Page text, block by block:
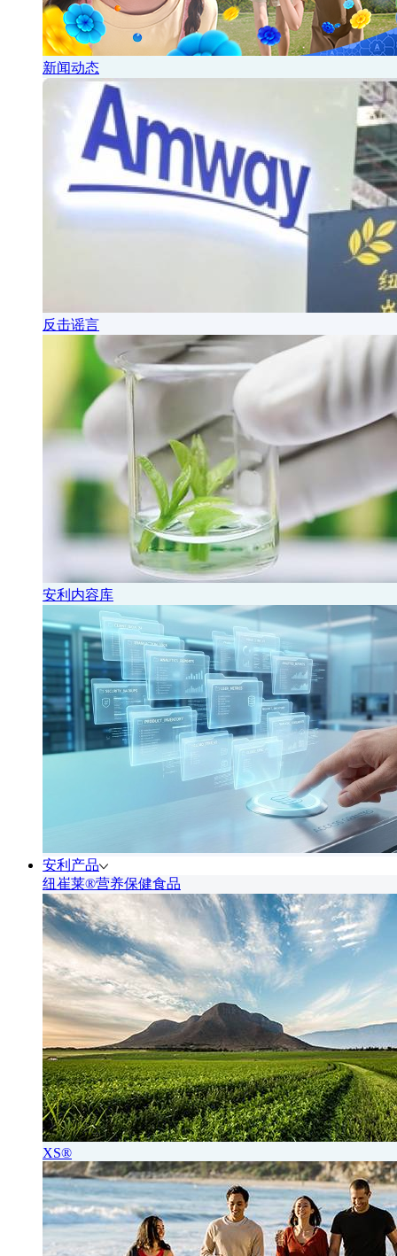
新闻动态
反击谣言
安利内容库
安利产品
纽崔莱®营养保健食品
XS®